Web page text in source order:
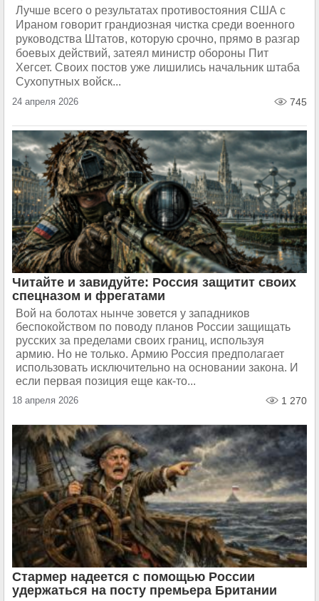
Лучше всего о результатах противостояния США с
Ираном говорит грандиозная чистка среди военного
руководства Штатов, которую срочно, прямо в разгар
боевых действий, затеял министр обороны Пит
Хегсет. Своих постов уже лишились начальник штаба
Сухопутных войск...
24 апреля 2026 745
Читайте и завидуйте: Россия защитит своих
спецназом и фрегатами
Вой на болотах нынче зовется у западников
беспокойством по поводу планов России защищать
русских за пределами своих границ, используя
армию. Но не только. Армию Россия предполагает
использовать исключительно на основании закона. И
если первая позиция еще как-то...
18 апреля 2026 1 270
Стармер надеется с помощью России
удержаться на посту премьера Британии